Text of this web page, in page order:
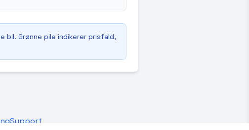
Grønne pile indikerer prisfald,
Support